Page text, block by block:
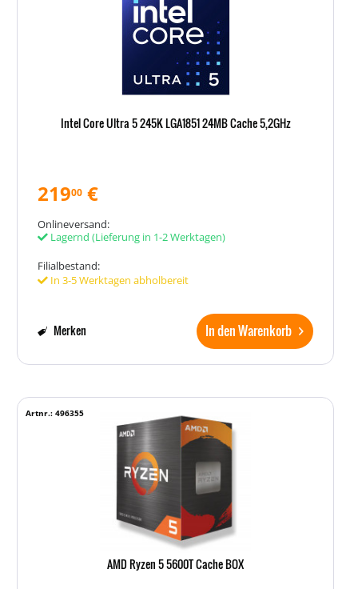
Intel Core Ultra 5 245K LGA1851 24MB Cache 5,2GHz
21900 €
Onlineversand:
Lagernd (Lieferung in 1-2 Werktagen)
Filialbestand:
In 3-5 Werktagen abholbereit
In den Warenkorb
Merken
AMD Ryzen 5 5600T Cache BOX
Artnr.: 496355